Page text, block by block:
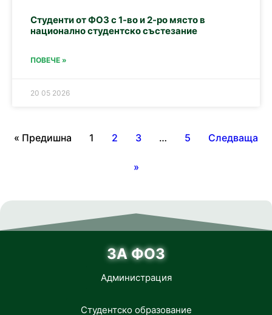
Студенти от ФОЗ с 1-во и 2-ро място в
национално студентско състезание
ПОВЕЧЕ »
20 05 2026
« Предишна 1 2 3 … 5 Следваща
»
ЗА ФОЗ
Администрация
Студентско образование